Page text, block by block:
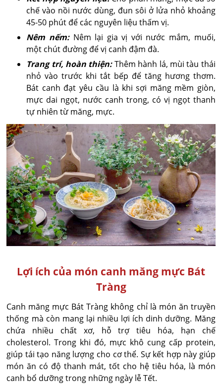
chế vào nồi nước dùng, đun sôi ở lửa nhỏ khoảng
45-50 phút để các nguyên liệu thấm vị.
Nêm nếm:Nêm lại gia vị với nước mắm, muối,
một chút đường để vị canh đậm đà.
Trang trí, hoàn thiện:Thêm hành lá, mùi tàu thái
nhỏ vào trước khi tắt bếp để tăng hương thơm.
Bát canh đạt yêu cầu là khi sợi măng mềm giòn,
mực dai ngọt, nước canh trong, có vị ngọt thanh
tự nhiên từ măng, mực.
Lợi ích của món canh măng mực Bát
Tràng
Canh măng mực Bát Tràng không chỉ là món ăn truyền
thống mà còn mang lại nhiều lợi ích dinh dưỡng. Măng
chứa nhiều chất xơ, hỗ trợ tiêu hóa, hạn chế
cholesterol. Trong khi đó, mực khô cung cấp protein,
giúp tái tạo năng lượng cho cơ thể. Sự kết hợp này giúp
món ăn có độ thanh mát, tốt cho hệ tiêu hóa, là món
canh bổ dưỡng trong những ngày lễ Tết.